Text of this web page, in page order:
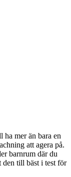
mer än bara en
att agera på.
barnrum där du
till bäst i test för